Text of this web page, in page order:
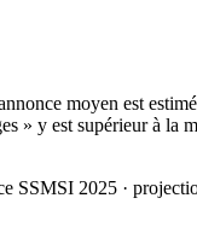
moyen est
» y est supérieur à la
SSMSI 2025 ·